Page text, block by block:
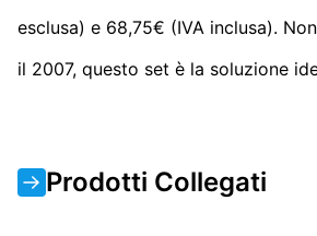
esclusa) e 68,75€ (IVA inclusa).
il 2007, questo set è la soluzione
Prodotti Collegati